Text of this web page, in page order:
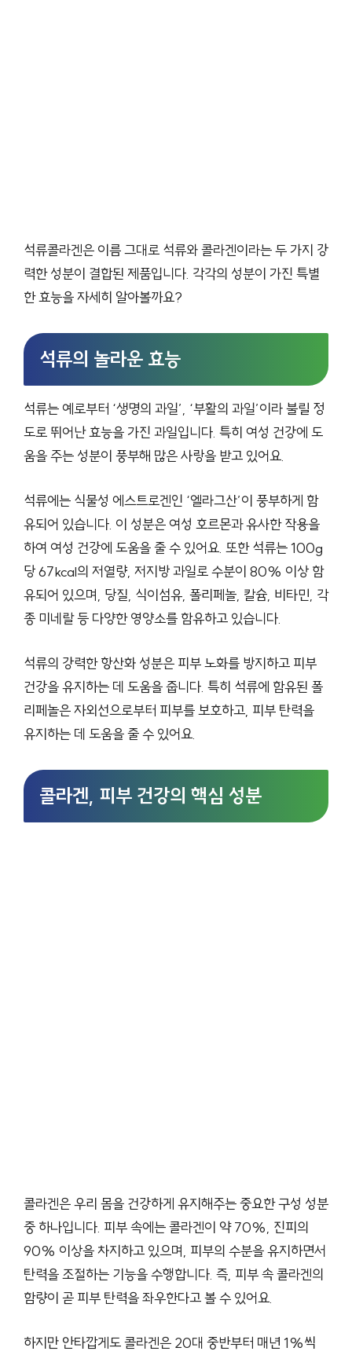
석류콜라겐은 이름 그대로 석류와 콜라겐이라는 두 가지 강
력한 성분이 결합된 제품입니다. 각각의 성분이 가진 특별
한 효능을 자세히 알아볼까요?
석류의 놀라운 효능
석류는 예로부터 ‘생명의 과일’, ‘부활의 과일’이라 불릴 정
도로 뛰어난 효능을 가진 과일입니다. 특히 여성 건강에 도
움을 주는 성분이 풍부해 많은 사랑을 받고 있어요.
석류에는 식물성 에스트로겐인 ‘엘라그산’이 풍부하게 함
유되어 있습니다. 이 성분은 여성 호르몬과 유사한 작용을
하여 여성 건강에 도움을 줄 수 있어요. 또한 석류는 100g
당 67kcal의 저열량, 저지방 과일로 수분이 80% 이상 함
유되어 있으며, 당질, 식이섬유, 폴리페놀, 칼슘, 비타민, 각
종 미네랄 등 다양한 영양소를 함유하고 있습니다.
석류의 강력한 항산화 성분은 피부 노화를 방지하고 피부
건강을 유지하는 데 도움을 줍니다. 특히 석류에 함유된 폴
리페놀은 자외선으로부터 피부를 보호하고, 피부 탄력을
유지하는 데 도움을 줄 수 있어요.
콜라겐, 피부 건강의 핵심 성분
콜라겐은 우리 몸을 건강하게 유지해주는 중요한 구성 성분
중 하나입니다. 피부 속에는 콜라겐이 약 70%, 진피의
90% 이상을 차지하고 있으며, 피부의 수분을 유지하면서
탄력을 조절하는 기능을 수행합니다. 즉, 피부 속 콜라겐의
함량이 곧 피부 탄력을 좌우한다고 볼 수 있어요.
하지만 안타깝게도 콜라겐은 20대 중반부터 매년 1%씩